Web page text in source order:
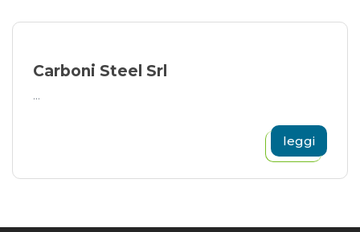
Carboni Steel Srl
...
leggi